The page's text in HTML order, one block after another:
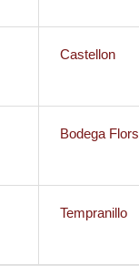
Castellon
Bodega Flors
Tempranillo